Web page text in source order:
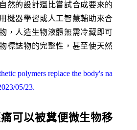
然的設計還比嘗試合成要來的
機器學習或人工智慧輔助來合
，人造生物液體無需冷藏即可
標誌物的完整性，甚至使天然
polymers replace the body's na
05/23.
可以被糞便微生物移